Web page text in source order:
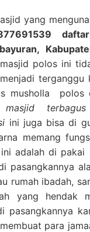
yang
polos ini
terganggu
musholla polos
ini juga bisa di
memang
adalah di pakai
pasangkannya
rumah ibadah,
yang hendak
pasangkannya
para